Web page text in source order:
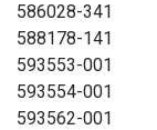
586028-341
588178-141
593553-001
593554-001
593562-001